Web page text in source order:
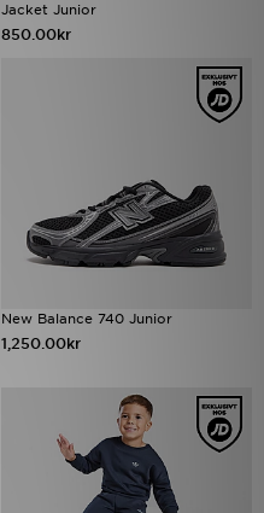
Jacket Junior
850.00kr
New Balance 740 Junior
1,250.00kr